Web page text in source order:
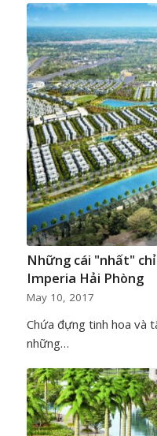
Những cái "nhất"
Imperia Hải Phòng
May 10, 2017
Chứa đựng tinh hoa và
những…